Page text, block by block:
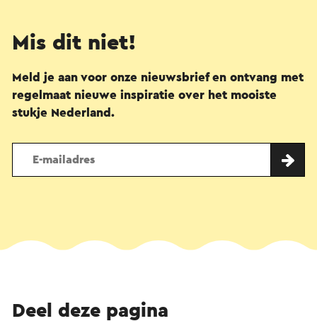
Mis dit niet!
Meld je aan voor onze nieuwsbrief en ontvang met
regelmaat nieuwe inspiratie over het mooiste
stukje Nederland.
Deel deze pagina